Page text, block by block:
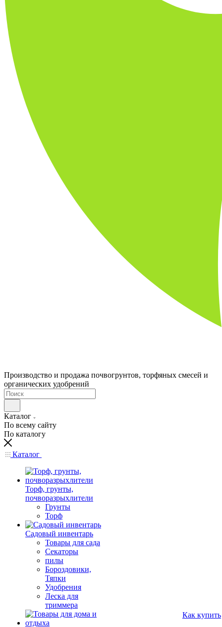
Производство и продажа почвогрунтов, торфяных смесей и
органических удобрений
Каталог
По всему сайту
По каталогу
Каталог
Торф, грунты,
почворазрыхлители
Грунты
Торф
Садовый инвентарь
Товары для сада
Секаторы
пилы
Бороздовики,
Тяпки
Удобрения
Леска для
триммера
Как купить